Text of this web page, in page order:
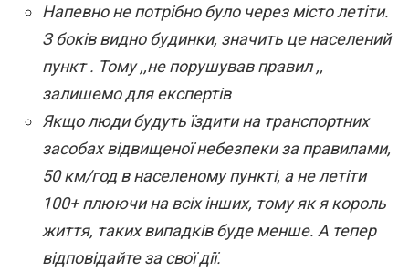
Напевно не потрібно було через місто летіти.
З боків видно будинки, значить це населений
пункт . Тому ,,не порушував правил ,,
залишемо для експертів
Якщо люди будуть їздити на транспортних
засобах відвищеної небезпеки за правилами,
50 км/год в населеному пункті, а не летіти
100+ плюючи на всіх інших, тому як я король
життя, таких випадків буде менше. А тепер
відповідайте за свої дії.